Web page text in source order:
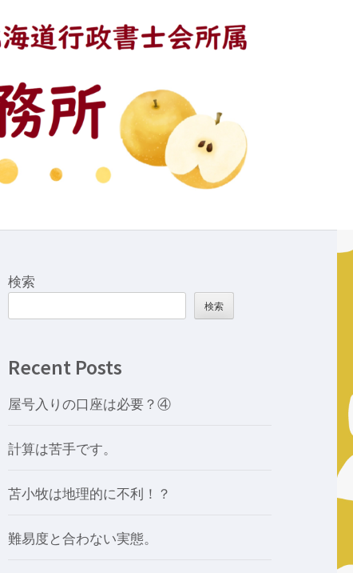
検索
検索
Recent Posts
屋号入りの口座は必要？④
計算は苦手です。
苫小牧は地理的に不利！？
難易度と合わない実態。